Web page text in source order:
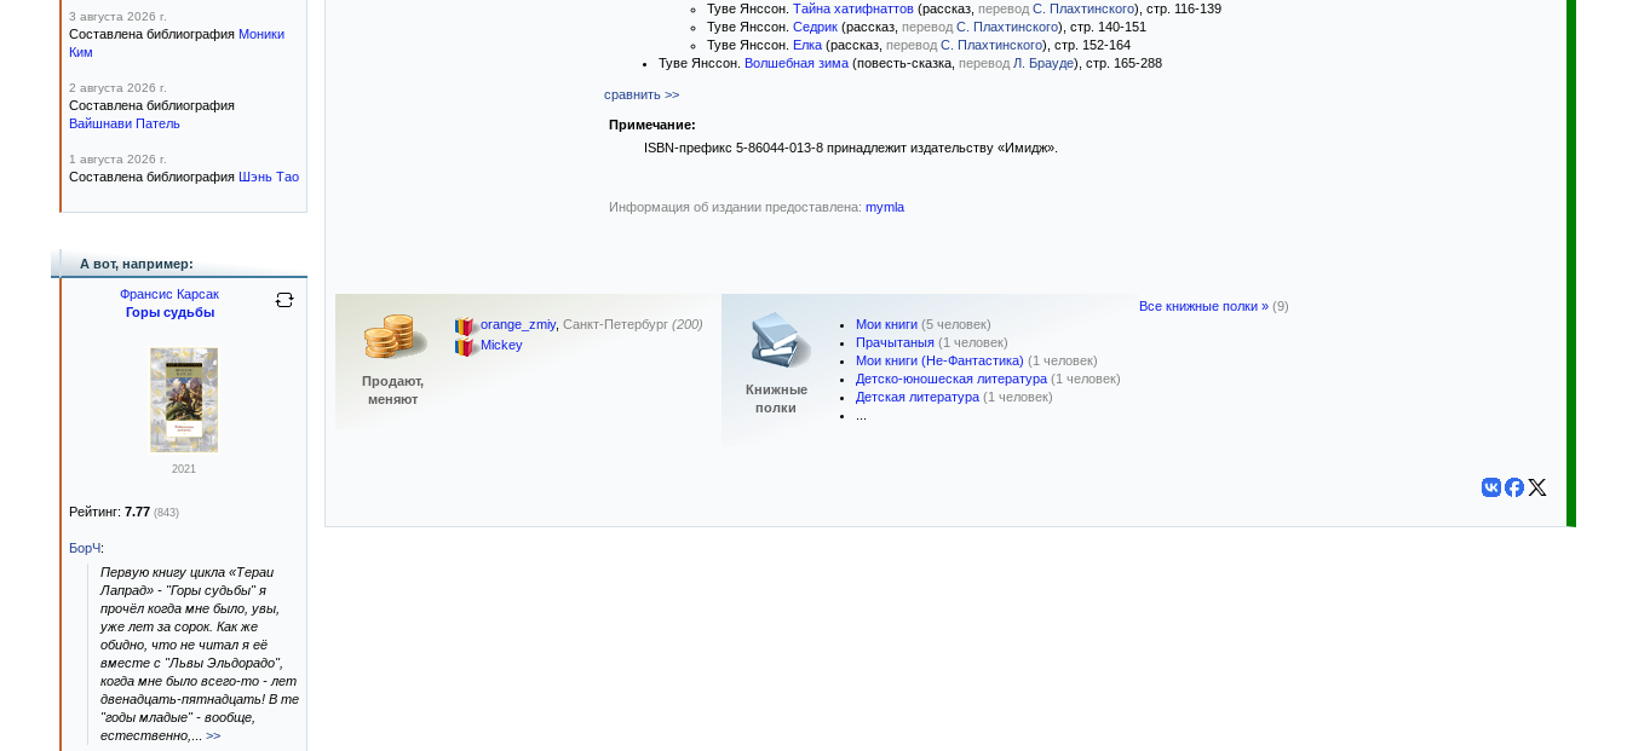
Туве Янссон. Тайна хатифнаттов (рассказ, перевод С. Плахтинского), стр. 116-139
Туве Янссон. Седрик (рассказ, перевод С. Плахтинского), стр. 140-151
Туве Янссон. Елка (рассказ, перевод С. Плахтинского), стр. 152-164
Туве Янссон. Волшебная зима (повесть-сказка, перевод Л. Брауде), стр. 165-288
сравнить >>
Примечание:
ISBN-префикс 5-86044-013-8 принадлежит издательству «Имидж».
Информация об издании предоставлена: mymla
Продают,
меняют
orange_zmiy, Санкт-Петербург (200)
Mickey
Книжные
полки
Мои книги (5 человек)
Прачытаныя (1 человек)
Мои книги (Не-Фантастика) (1 человек)
Детско-юношеская литература (1 человек)
Детская литература (1 человек)
Все книжные полки » (9)
3 августа 2026 г.
Составлена библиография Моники
Ким
2 августа 2026 г.
Составлена библиография
Вайшнави Патель
1 августа 2026 г.
Составлена библиография Шэнь Тао
А вот, например:
Франсис Карсак
Горы судьбы
2021
Рейтинг: 7.77 (843)
БорЧ:
Первую книгу цикла «Тераи
Лапрад» - "Горы судьбы" я
прочёл когда мне было, увы,
уже лет за сорок. Как же
обидно, что не читал я её
вместе с "Львы Эльдорадо",
когда мне было всего-то - лет
двенадцать-пятнадцать! В те
"годы младые" - вообще,
естественно,
>>